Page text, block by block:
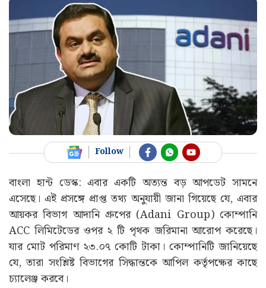
Follow
বাংলা হান্ট ডেস্ক: এবার একটি অত্যন্ত বড় আপডেট সামনে
এসেছে। এই প্রসঙ্গে প্রাপ্ত তথ্য অনুযায়ী জানা গিয়েছে যে, এবার
আয়কর বিভাগ আদানি গ্রুপের (Adani Group) কোম্পানি
ACC লিমিটেডের ওপর ২ টি পৃথক জরিমানা আরোপ করেছে।
যার মোট পরিমাণ ২৩.০৭ কোটি টাকা। কোম্পানিটি জানিয়েছে
যে, তারা সংশ্লিষ্ট বিভাগের সিদ্ধান্তকে আপিল কর্তৃপক্ষের কাছে
চ্যালেঞ্জ করবে।